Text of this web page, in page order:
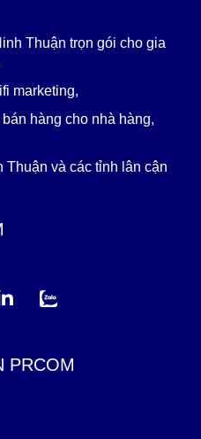
Thuận trọn gói cho gia
marketing,
hàng cho nhà hàng,
Thuận và các tỉnh lân cận
PRCOM